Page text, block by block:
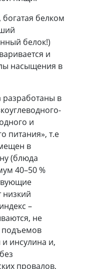
белком
белок!)
и
насыщения в
в
и
питания», т.е
в
(блюда
40–50 %
низкий
–
не
подъемов
инсулина и,
провалов,